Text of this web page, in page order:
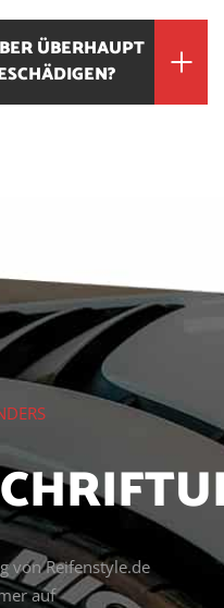
ÜBERHAUPT
von Reifenstyle.de
auf